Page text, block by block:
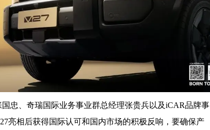
忠、奇瑞国际业务事业群总经理张贵兵以及iCAR品牌事
亮相后获得国际认可和国内市场的积极反响，要确保产